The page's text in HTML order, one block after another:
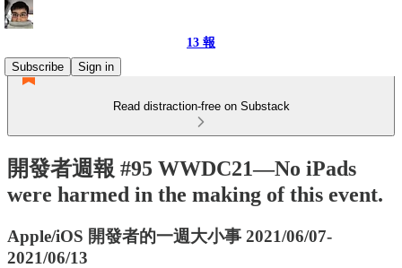
13 報
Subscribe
Sign in
Read distraction-free on Substack
開發者週報 #95 WWDC21—No iPads
were harmed in the making of this event.
Apple/iOS 開發者的一週大小事 2021/06/07-
2021/06/13